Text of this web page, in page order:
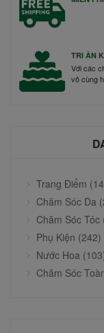
TRI ÂN
Với các
vô cùng
Trang Điểm
Chăm Sóc Da
Chăm Sóc Tóc
Phụ Kiện (242)
Nước Hoa
Chăm Sóc